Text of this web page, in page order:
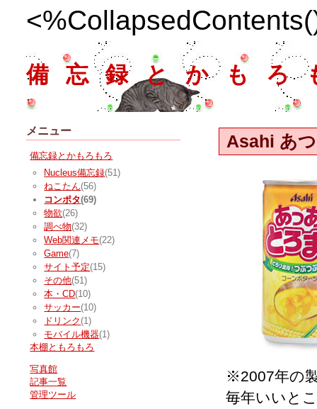
備忘録とかもろ
Asahi あ
※2007年の
毎年いいと
メニュー
備忘録とかもろもろ
Nucleus備忘録(51)
ねこたん(56)
コンポタ(69)
物欲(26)
調べ物(32)
Web関連メモ(22)
Game(7)
サイト予定(15)
その他(51)
本・CD(10)
サッカー(10)
ドリンク (1)
モバイル機器(1)
本棚ともろもろ
写真館
記事一覧
管理ツール